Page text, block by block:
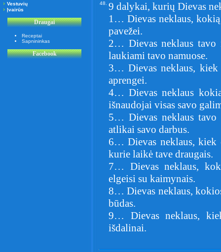
Vestuvių
Įvairūs
Draugai
Receptai
Sapnininkas
Facebook
48. 9 dalykai, kurių Dievas
1… Dievas neklaus,
pavežei.
2… Dievas neklaus tavo
laukiami tavo namuose.
3… Dievas neklaus,
aprengei.
4… Dievas neklaus
išnaudojai visas savo
5… Dievas neklaus tavo
atlikai savo darbus.
6… Dievas neklaus, kiek
kurie laikė tave draugais.
7… Dievas neklaus,
elgeisi su kaimynais.
8… Dievas neklaus,
būdas.
9… Dievas neklaus,
išdalinai.